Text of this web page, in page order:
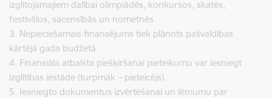
izglītojamajiem dalībai olimpiādēs, konkursos, skatēs,
festivālos, sacensībās un nometnēs.
3. Nepieciešamais finansējums tiek plānots pašvaldības
kārtējā gada budžetā.
4. Finansiāla atbalsta piešķiršanai pieteikumu var iesniegt
izglītības iestāde (turpmāk – pieteicējs).
5. Iesniegto dokumentus izvērtēšanai un lēmumu par